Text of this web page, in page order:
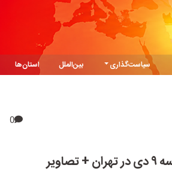
سیاست‌گذاری بین‌الملل استان‌ها
0